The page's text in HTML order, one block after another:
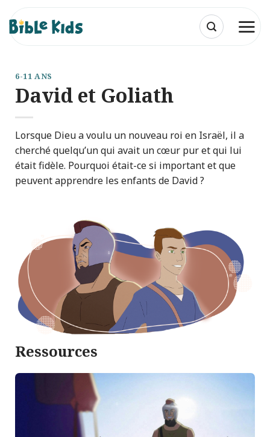
Passer
au
contenu
6-11 ANS
David et Goliath
Lorsque Dieu a voulu un nouveau roi en Israël, il a
cherché quelqu’un qui avait un cœur pur et qui lui
était fidèle. Pourquoi était-ce si important et que
peuvent apprendre les enfants de David ?
Ressources